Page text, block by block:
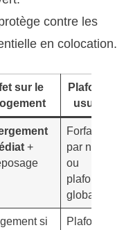
contre les
en colocation.
sur le
Plafonds
usuels
+
Forfait
par nuit
ou
plafond
global
si
Plafond